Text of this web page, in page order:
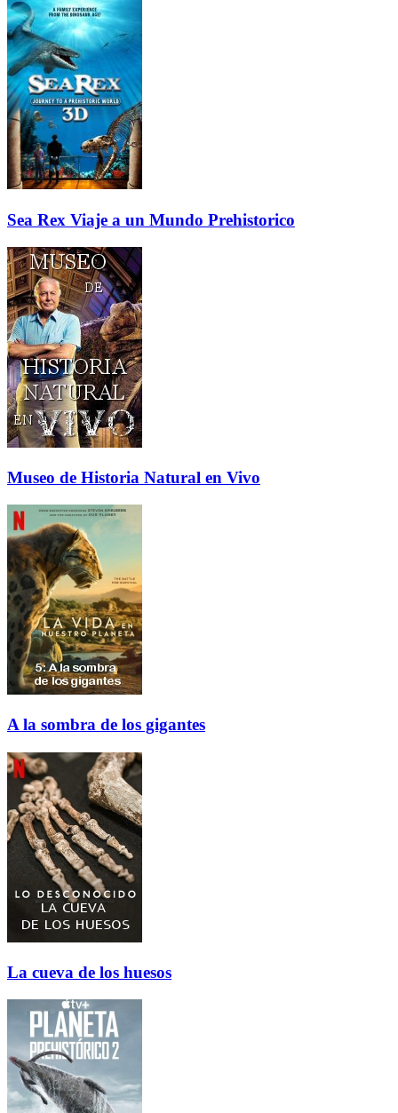
Sea Rex Viaje a un Mundo Prehistorico
Museo de Historia Natural en Vivo
A la sombra de los gigantes
La cueva de los huesos